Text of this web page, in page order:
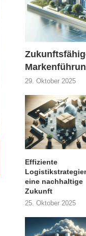
29. Oktober 2025
Effiziente
eine nachhaltige
Zukunft
25. Oktober 2025